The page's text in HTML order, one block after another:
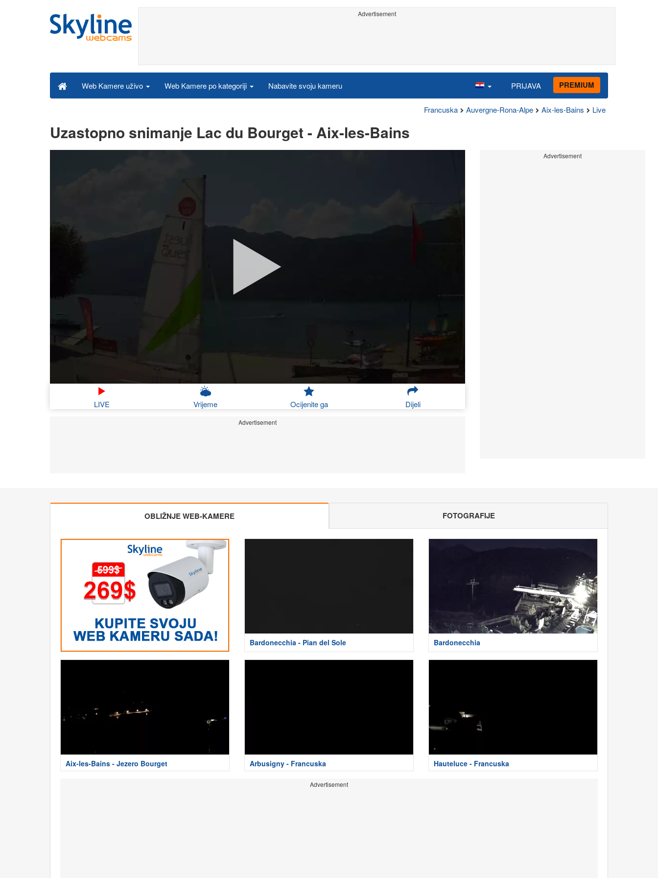
Advertisement
Web Kamere uživo Web Kamere po kategoriji Nabavite svoju kameru PRIJAVA PREMIUM
Francuska Auvergne-Rona-Alpe Aix-les-Bains Live
Uzastopno snimanje Lac du Bourget - Aix-les-Bains
LIVE Vrijeme Ocijenite ga Dijeli
Advertisement
Advertisement
OBLIŽNJE WEB-KAMERE FOTOGRAFIJE
Bardonecchia - Pian del Sole Bardonecchia
Aix-les-Bains - Jezero Bourget Arbusigny - Francuska Hauteluce - Francuska
Advertisement